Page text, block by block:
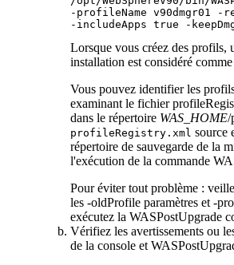
-profileName v90dmgr01 -
-includeApps true -
Lorsque vous créez des profils,
installation est considéré
Vous pouvez identifier les
examinant le fichier
dans le répertoire WAS_HOME/
profileRegistry.xml source
répertoire de sauvegarde de la
l'exécution de la commande
Pour éviter tout problème :
les -oldProfile paramètres et -
exécutez la WASPostUpgrade
Vérifiez les avertissements ou
de la console et